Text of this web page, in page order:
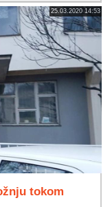
25.03.2020 14:53
tokom